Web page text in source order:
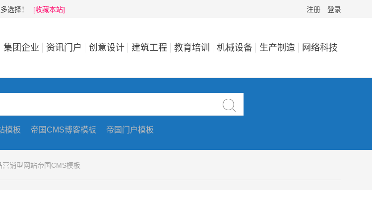
选择！ [收藏本站] 注册 登录
集团企业 资讯门户 创意设计 建筑工程 教育培训 机械设备 生产制造 网络科技

模板 帝国CMS博客模板 帝国门户模板
销型网站帝国CMS模板